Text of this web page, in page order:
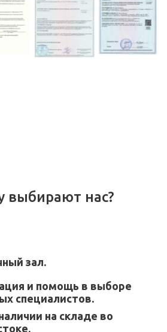
выбирают нас?
зал.
и помощь в выборе
специалистов.
на складе во